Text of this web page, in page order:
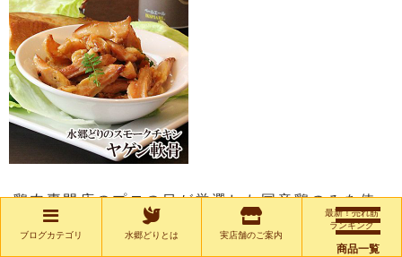
商品一覧
鶏肉専門店のプロの目が厳選した国産鶏のみを使
用しています。当店独自のタレに２日間漬け込
み、桜のチップ・ブランデー・コーヒー豆などで
ブログカテゴリ 水郷どりとは 実店舗のご案内
最新！売れ筋
ランキング